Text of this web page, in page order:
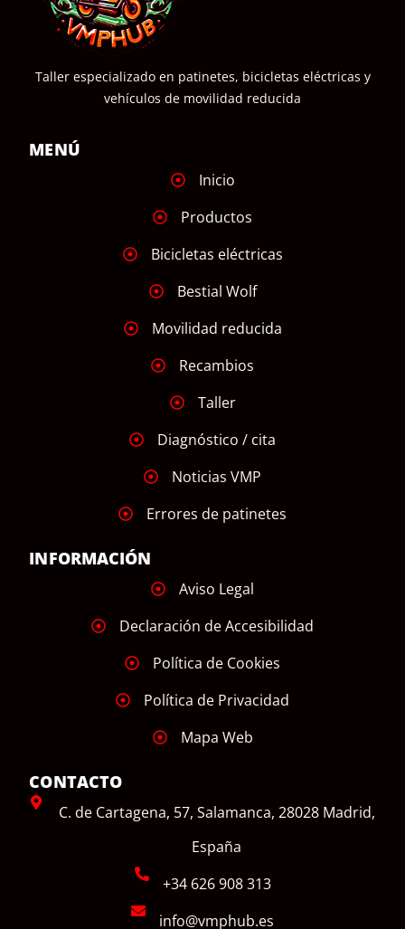
Taller especializado en patinetes, bicicletas eléctricas y
vehículos de movilidad reducida
MENÚ
Inicio
Productos
Bicicletas eléctricas
Bestial Wolf
Movilidad reducida
Recambios
Taller
Diagnóstico / cita
Noticias VMP
Errores de patinetes
INFORMACIÓN
Aviso Legal
Declaración de Accesibilidad
Política de Cookies
Política de Privacidad
Mapa Web
CONTACTO
C. de Cartagena, 57, Salamanca, 28028 Madrid,
España
+34 626 908 313
info@vmphub.es